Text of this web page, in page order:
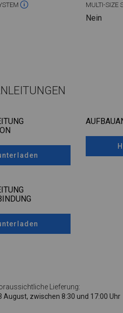
MULTI-SIZE
Nein
Lieferung:
August, zwischen 8:30 und 17:00 Uhr